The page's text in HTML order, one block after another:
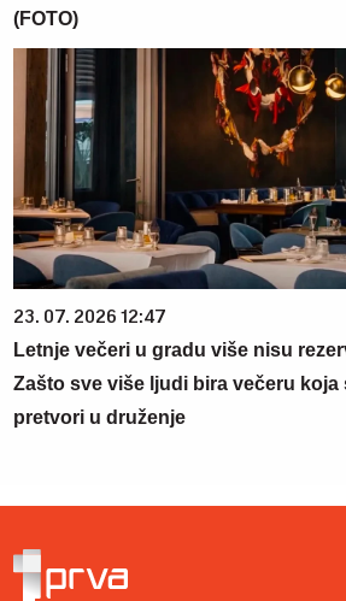
(FOTO)
23. 07. 2026 12:47
Letnje večeri u gradu više nisu
Zašto sve više ljudi bira večeru koja
pretvori u druženje